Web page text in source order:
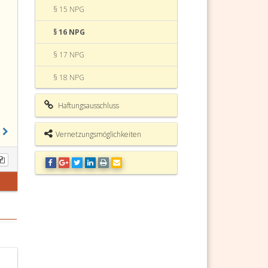
§ 15 NPG
§ 16 NPG
§ 17 NPG
§ 18 NPG
§ 19 NPG
§ 20 NPG
§ 21 NPG (weggefallen)
§ 22 NPG
Haftungsausschluss
Vernetzungsmöglichkeiten